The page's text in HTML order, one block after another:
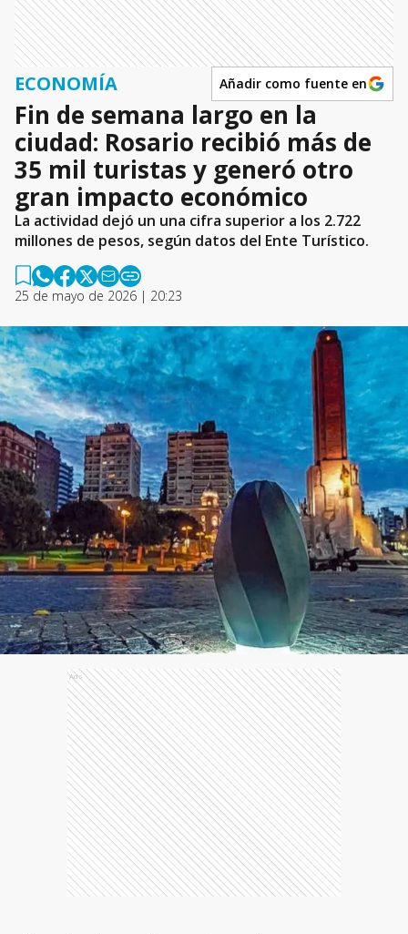
ECONOMÍA Añadir como fuente en
Fin de semana largo en la
ciudad: Rosario recibió más de
35 mil turistas y generó otro
gran impacto económico
La actividad dejó un una cifra superior a los 2.722
millones de pesos, según datos del Ente Turístico.
25 de mayo de 2026 | 20:23
Ads